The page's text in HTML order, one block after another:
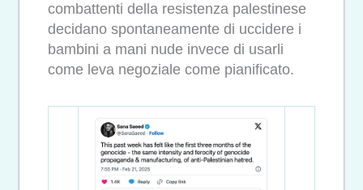
combattenti della resistenza palestinese
decidano spontaneamente di uccidere i
bambini a mani nude invece di usarli
come leva negoziale come pianificato.